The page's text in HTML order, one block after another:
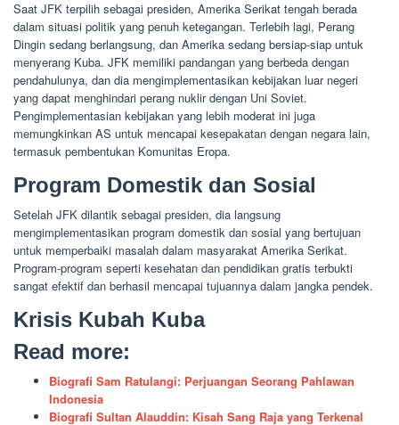
Saat JFK terpilih sebagai presiden, Amerika Serikat tengah berada
dalam situasi politik yang penuh ketegangan. Terlebih lagi, Perang
Dingin sedang berlangsung, dan Amerika sedang bersiap-siap untuk
menyerang Kuba. JFK memiliki pandangan yang berbeda dengan
pendahulunya, dan dia mengimplementasikan kebijakan luar negeri
yang dapat menghindari perang nuklir dengan Uni Soviet.
Pengimplementasian kebijakan yang lebih moderat ini juga
memungkinkan AS untuk mencapai kesepakatan dengan negara lain,
termasuk pembentukan Komunitas Eropa.
Program Domestik dan Sosial
Setelah JFK dilantik sebagai presiden, dia langsung
mengimplementasikan program domestik dan sosial yang bertujuan
untuk memperbaiki masalah dalam masyarakat Amerika Serikat.
Program-program seperti kesehatan dan pendidikan gratis terbukti
sangat efektif dan berhasil mencapai tujuannya dalam jangka pendek.
Krisis Kubah Kuba
Read more:
Biografi Sam Ratulangi: Perjuangan Seorang Pahlawan
Indonesia
Biografi Sultan Alauddin: Kisah Sang Raja yang Terkenal